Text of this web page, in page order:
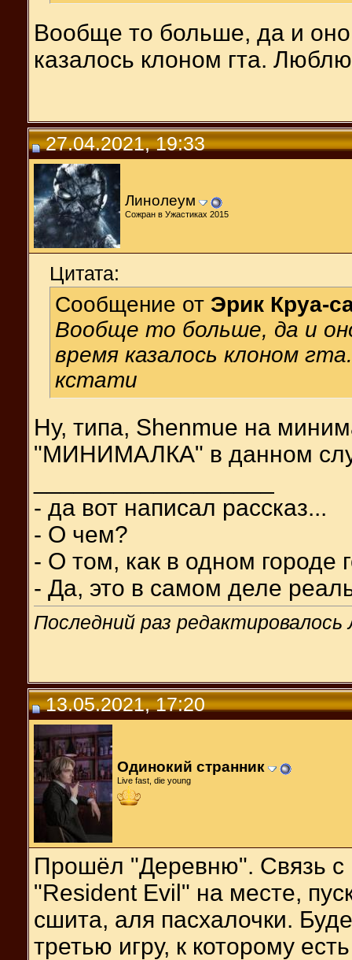
Вообще то больше, да и оно
казалось клоном гта.
27.04.2021, 19:33
Линолеум
Сожран в Ужастиках 2015
Цитата:
Сообщение от Эрик Круа-
Вообще то больше, да и
время казалось клоном
кстати
Ну, типа, Shenmue на
"МИНИМАЛКА" в данном
- да вот написал рассказ...
- О чем?
- О том, как в одном городе
- Да, это в самом деле
Последний раз
13.05.2021, 17:20
Одинокий странник
Live fast, die young
Прошёл "Деревню". Связь
"Resident Evil" на месте,
сшита, аля пасхалочки.
третью игру, к которому